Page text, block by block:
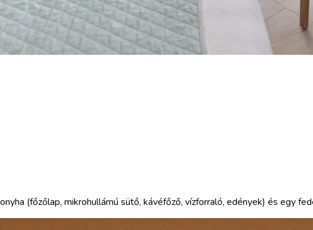
(főzőlap, mikrohullámú sütő, kávéfőző, vízforraló, edények) és egy